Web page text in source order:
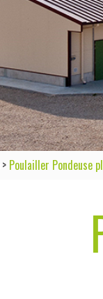
> Poulailler Pondeuse